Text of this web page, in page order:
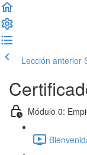
Lección anterior
Módulo 0: